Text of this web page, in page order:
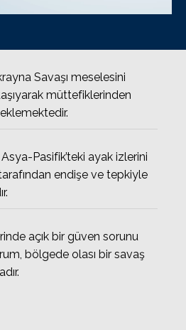
Savaşı meselesini
müttefiklerinden
Asya-Pasifik’teki ayak izlerini
tarafından endişe ve tepkiyle
açık bir güven sorunu
bölgede olası bir savaş